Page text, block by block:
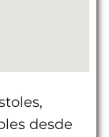
desde